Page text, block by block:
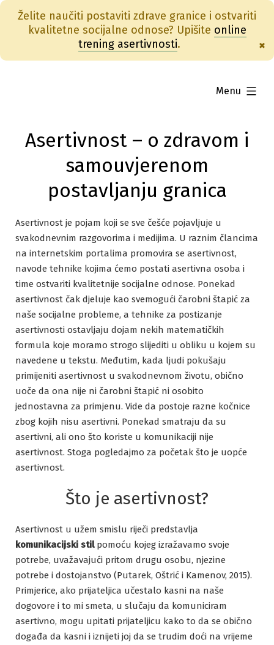
Želite naučiti postaviti zdrave granice i ostvariti
kvalitetne socijalne odnose? Upišite online
trening asertivnosti. ×
Menu
expanded
Asertivnost – o zdravom i
samouvjerenom
postavljanju granica
Asertivnost je pojam koji se sve češće pojavljuje u
svakodnevnim razgovorima i medijima. U raznim člancima
na internetskim portalima promovira se asertivnost,
navode tehnike kojima ćemo postati asertivna osoba i
time ostvariti kvalitetnije socijalne odnose. Ponekad
asertivnost čak djeluje kao svemogući čarobni štapić za
naše socijalne probleme, a tehnike za postizanje
asertivnosti ostavljaju dojam nekih matematičkih
formula koje moramo strogo slijediti u obliku u kojem su
navedene u tekstu. Međutim, kada ljudi pokušaju
primijeniti asertivnost u svakodnevnom životu, obično
uoče da ona nije ni čarobni štapić ni osobito
jednostavna za primjenu. Vide da postoje razne kočnice
zbog kojih nisu asertivni. Ponekad smatraju da su
asertivni, ali ono što koriste u komunikaciji nije
asertivnost. Stoga pogledajmo za početak što je uopće
asertivnost.
Što je asertivnost?
Asertivnost u užem smislu riječi predstavlja
komunikacijski stilpomoću kojeg izražavamo svoje
potrebe, uvažavajući pritom drugu osobu, njezine
potrebe i dostojanstvo (Putarek, Oštrić i Kamenov, 2015).
Primjerice, ako prijateljica učestalo kasni na naše
dogovore i to mi smeta, u slučaju da komuniciram
asertivno, mogu upitati prijateljicu kako to da se obično
događa da kasni i iznijeti joj da se trudim doći na vrijeme